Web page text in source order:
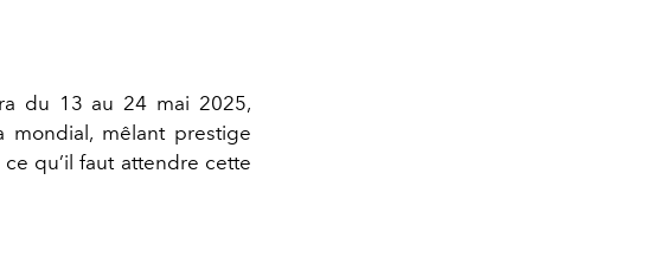
du 13 au 24 mai 2025,
mondial, mêlant prestige
qu’il faut attendre cette